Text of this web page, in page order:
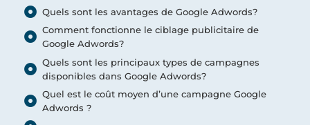
Quels sont les avantages de Google Adwords?
Comment fonctionne le ciblage publicitaire de
Google Adwords?
Quels sont les principaux types de campagnes
disponibles dans Google Adwords?
Quel est le coût moyen d’une campagne Google
Adwords ?